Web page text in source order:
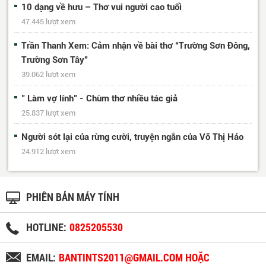
10 dạng về hưu – Thơ vui người cao tuổi
47.445 lượt xem
Trần Thanh Xem: Cảm nhận về bài thơ “Trường Sơn Đông,
Trường Sơn Tây”
39.062 lượt xem
" Làm vợ lính" - Chùm thơ nhiều tác giả
25.837 lượt xem
Người sót lại của rừng cười, truyện ngắn của Võ Thị Hảo
24.912 lượt xem
PHIÊN BẢN MÁY TÍNH
HOTLINE: 0825205530
EMAIL: BANTINTS2011@GMAIL.COM HOẶC